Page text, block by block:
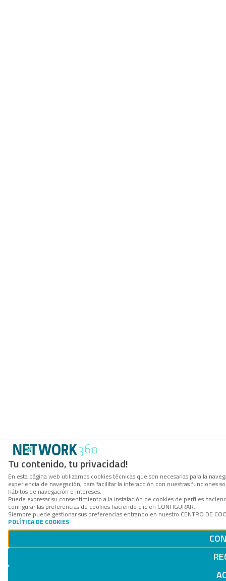
Tu contenido, tu privacidad!
En esta página web utilizamos cookies técnicas que son necesarias para la
experiencia de navegación, para facilitar la interacción con nuestras funciones
hábitos de navegación e intereses.
Puede expresar su consentimiento a la instalación de cookies de perfiles
configurar las preferencias de cookies haciendo clic en CONFIGURAR.
Siempre puede gestionar sus preferencias entrando en nuestro CENTRO DE
POLÍTICA DE COOKIES.